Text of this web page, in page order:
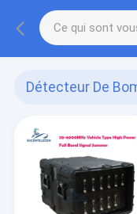
Détecteur De